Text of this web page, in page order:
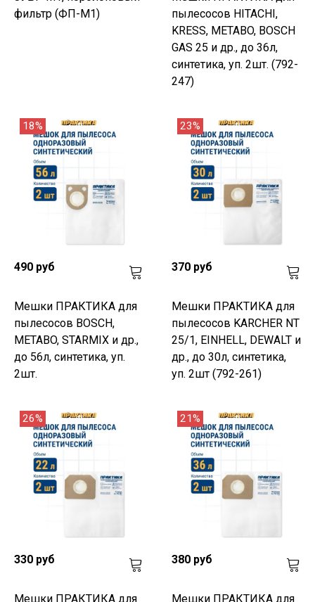
фильтр (ФП-М1)
пылесосов HITACHI,
KRESS, METABO, BOSCH
GAS 25 и др., до 36л,
синтетика, уп. 2шт. (792-
247)
18%
490 руб
Мешки ПРАКТИКА для
пылесосов BOSCH,
METABO, STARMIX и др.,
до 56л, синтетика, уп.
2шт.
23%
370 руб
Мешки ПРАКТИКА для
пылесосов KARCHER NT
25/1, EINHELL, DEWALT и
др., до 30л, синтетика,
уп. 2шт (792-261)
26%
330 руб
Мешки ПРАКТИКА для
21%
380 руб
Мешки ПРАКТИКА для